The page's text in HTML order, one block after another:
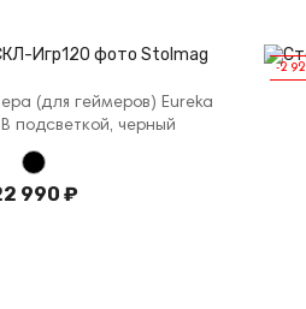
(для геймеров) Eureka
подсветкой, черный
990 ₽
-2